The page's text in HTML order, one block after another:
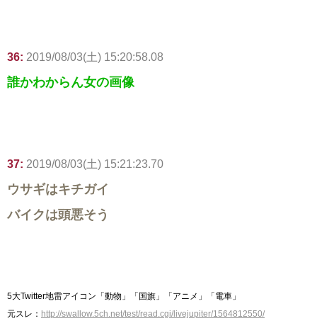
36: 2019/08/03(土) 15:20:58.08
誰かわからん女の画像
37: 2019/08/03(土) 15:21:23.70
ウサギはキチガイ
バイクは頭悪そう
5大Twitter地雷アイコン「動物」「国旗」「アニメ」「電車」
元スレ： http://swallow.5ch.net/test/read.cgi/livejupiter/1564812550/